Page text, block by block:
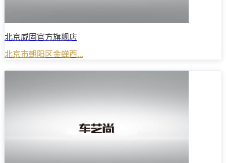
北京威固官方旗舰店
北京市朝阳区金蝉西...